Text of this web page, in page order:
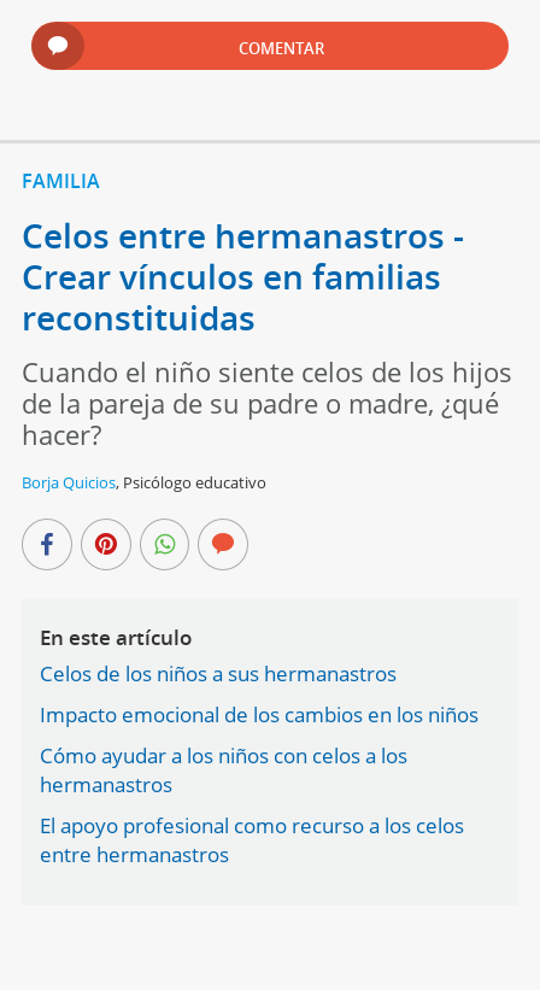
COMENTAR
FAMILIA
Celos entre hermanastros -
Crear vínculos en familias
reconstituidas
Cuando el niño siente celos de los hijos
de la pareja de su padre o madre, ¿qué
hacer?
Borja Quicios, Psicólogo educativo
En este artículo
Celos de los niños a sus hermanastros
Impacto emocional de los cambios en los niños
Cómo ayudar a los niños con celos a los
hermanastros
El apoyo profesional como recurso a los celos
entre hermanastros